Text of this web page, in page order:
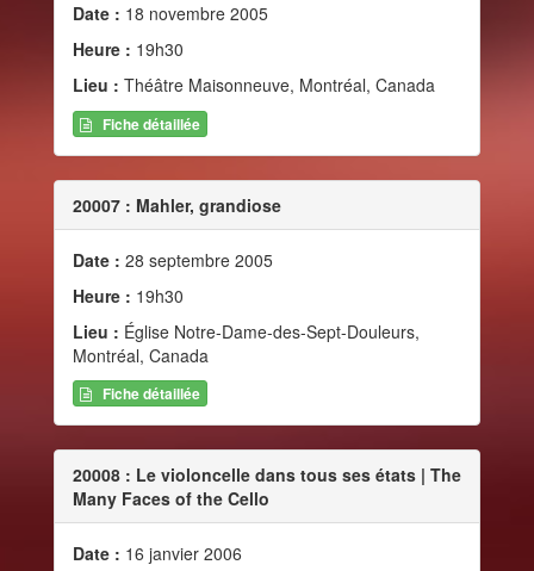
Date : 18 novembre 2005
Heure : 19h30
Lieu : Théâtre Maisonneuve, Montréal, Canada
Fiche détaillée
20007 : Mahler, grandiose
Date : 28 septembre 2005
Heure : 19h30
Lieu : Église Notre-Dame-des-Sept-Douleurs,
Montréal, Canada
Fiche détaillée
20008 : Le violoncelle dans tous ses états | The
Many Faces of the Cello
Date : 16 janvier 2006